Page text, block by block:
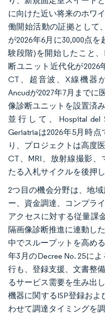
に向けた近い将来のホワ
働開始活動の証拠として
が2026年6月に30,000点
験段階)を開始したこと、
断ユニット近代化が2026
CT、超音波、X線機器
Ancudが2027年7月までに
像診断ユニットを設置済
並行して、Hospital del
Geriatriaは2026年5月時
り、プロジェクトは高度
CT、MRI、放射線撮影
たる入札サイクルを後押し
2つ目の機会分野は、地
ー、資金調達、コンプラ
アクセスに対する従量課
隔画像診断推進に連動し
中でスループットを高め
年3月のDecree No. 25に
行も、登録支援、文書整
るサービス需要を生み出
機器に関するISP登録およ
わせて調達タイミングを調